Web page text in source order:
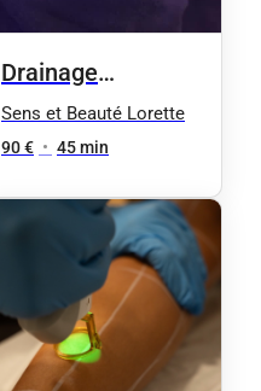
Drainage
lymphatique
Sens et Beauté Lorette
90 € • 45 min